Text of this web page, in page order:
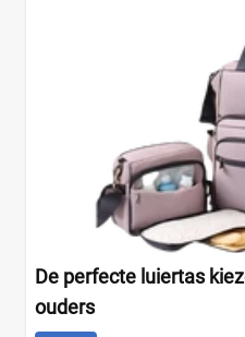
De perfecte luiertas
ouders